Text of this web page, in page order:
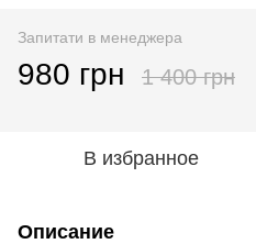
Запитати в менеджера
980 грн 1 400 грн
В избранное
Описание